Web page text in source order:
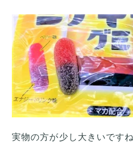
実物の方が少し大きいですね